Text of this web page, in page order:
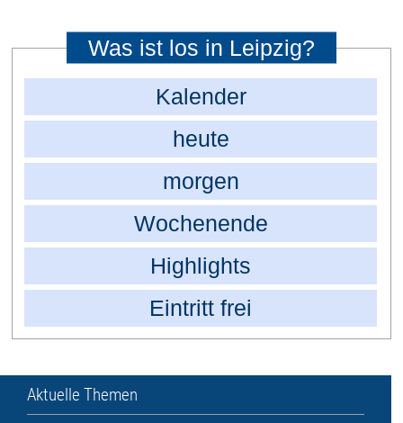
Was ist los in Leipzig?
Kalender
heute
morgen
Wochenende
Highlights
Eintritt frei
Aktuelle Themen